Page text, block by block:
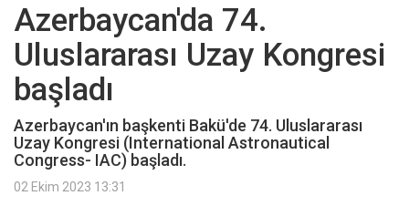
Azerbaycan'da 74.
Uluslararası Uzay Kongresi
başladı
Azerbaycan'ın başkenti Bakü'de 74. Uluslararası
Uzay Kongresi (International Astronautical
Congress- IAC) başladı.
02 Ekim 2023 13:31